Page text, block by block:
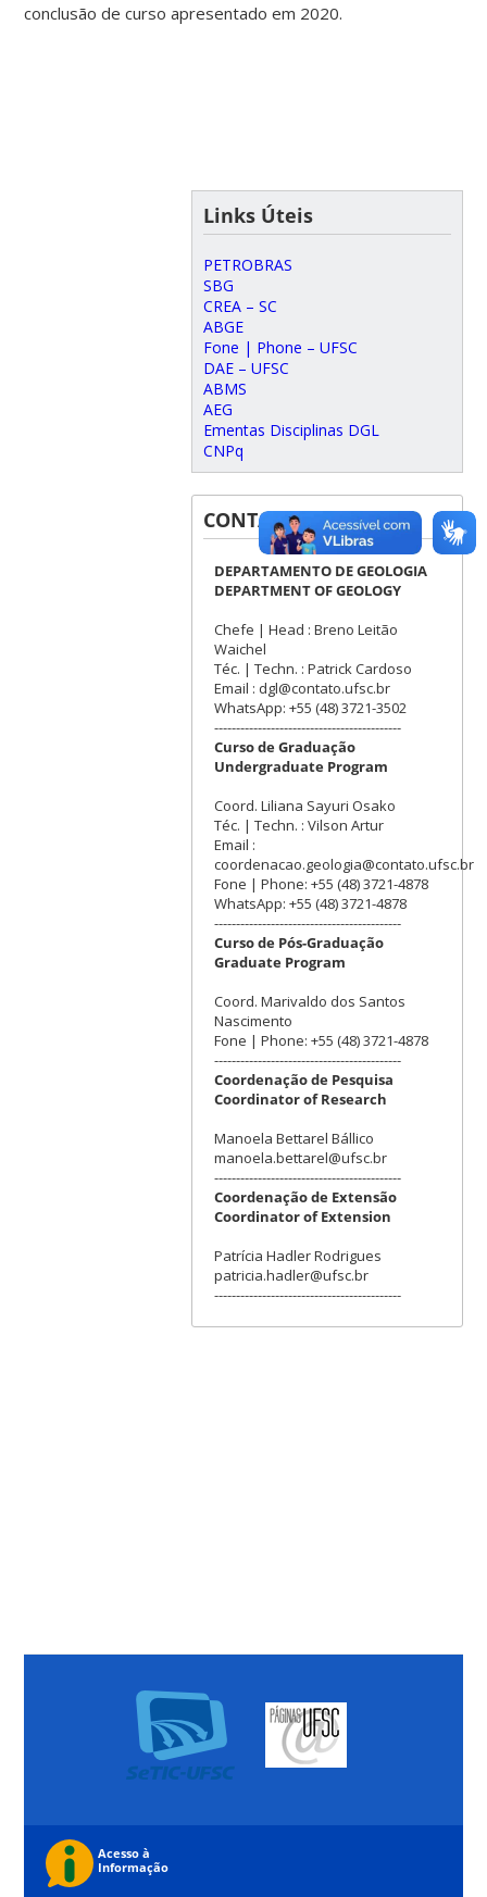
conclusão de curso apresentado em 2020.
Links Úteis
PETROBRAS
SBG
CREA – SC
ABGE
Fone | Phone – UFSC
DAE – UFSC
ABMS
AEG
Ementas Disciplinas DGL
CNPq
CONTATOS
DEPARTAMENTO DE GEOLOGIA
DEPARTMENT OF GEOLOGY
Chefe | Head : Breno Leitão
Waichel
Téc. | Techn. : Patrick Cardoso
Email : dgl@contato.ufsc.br
WhatsApp: +55 (48) 3721-3502
-------------------------------------------
Curso de Graduação
Undergraduate Program
Coord. Liliana Sayuri Osako
Téc. | Techn. : Vilson Artur
Email :
coordenacao.geologia@contato.ufsc.br
Fone | Phone: +55 (48) 3721-4878
WhatsApp: +55 (48) 3721-4878
-------------------------------------------
Curso de Pós-Graduação
Graduate Program
Coord. Marivaldo dos Santos
Nascimento
Fone | Phone: +55 (48) 3721-4878
-------------------------------------------
Coordenação de Pesquisa
Coordinator of Research
Manoela Bettarel Bállico
manoela.bettarel@ufsc.br
-------------------------------------------
Coordenação de Extensão
Coordinator of Extension
Patrícia Hadler Rodrigues
patricia.hadler@ufsc.br
-------------------------------------------